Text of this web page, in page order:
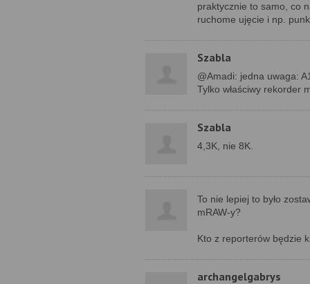
praktycznie to samo, co
ruchome ujęcie i np.
Szabla
@Amadi: jedna uwaga:
Tylko właściwy rekorder
Szabla
4,3K, nie 8K.
To nie lepiej to było
mRAW-y?
Kto z reporterów będzie
archangelgabrys